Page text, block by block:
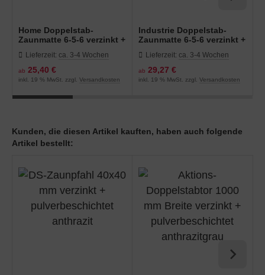
Home Doppelstab-
Zaunmatte 6-5-6 verzinkt +
anthrazitgrau
Lieferzeit: ca. 3-4 Wochen
ab 25,40 €
inkl. 19 % MwSt. zzgl. Versandkosten
Industrie Doppelstab-
Zaunmatte 6-5-6 verzinkt +
anthrazitgrau
Lieferzeit: ca. 3-4 Wochen
ab 29,27 €
inkl. 19 % MwSt. zzgl. Versandkosten
Kunden, die diesen Artikel kauften, haben auch folgende
Artikel bestellt: